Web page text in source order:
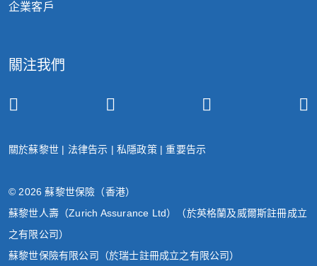
企業客戶
關注我們
關於蘇黎世 | 法律告示 |私隱政策|重要告示
© 2026 蘇黎世保險（香港）
蘇黎世人壽（Zurich Assurance Ltd）（於英格蘭及威爾斯註冊成立
之有限公司）
蘇黎世保險有限公司（於瑞士註冊成立之有限公司）